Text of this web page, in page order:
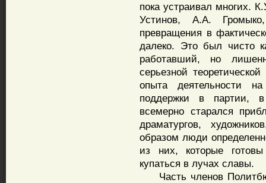
пока устраивал многих.
Устинов, А.А.
превращения в
далеко. Это был чисто
работавший, но
серьезной
опыта деятельности
поддержки в партии,
всемерно старался
драматургов,
образом люди
из них, которые
купаться в лучах славы.
Часть членов